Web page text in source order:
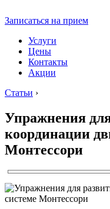
Записаться на прием
Услуги
Цены
Контакты
Акции
Статьи ›
Упражнения
координации
Монтессори